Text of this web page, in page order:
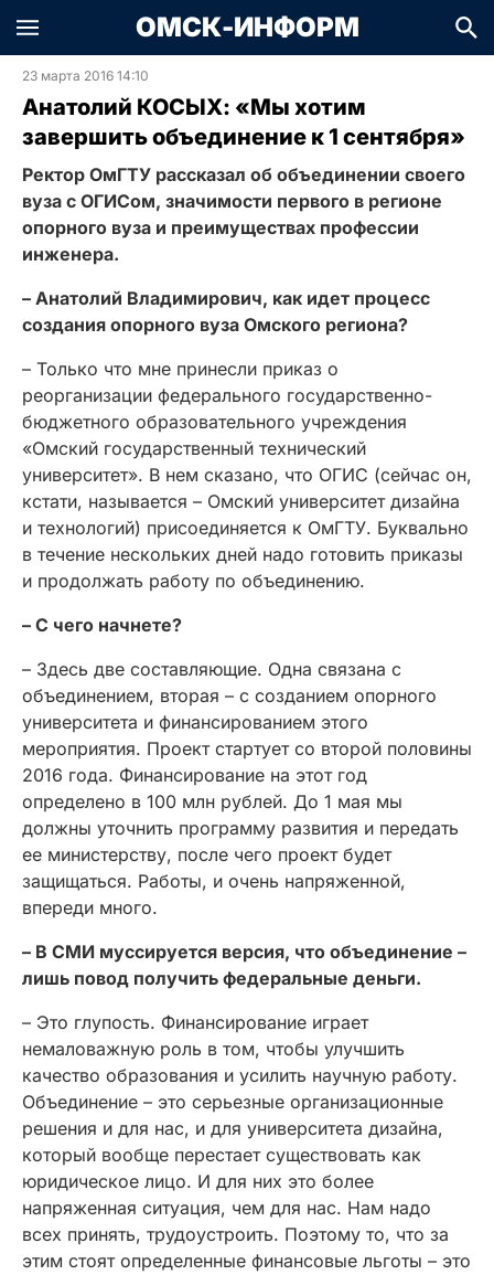
ОМСК-ИНФОРМ
23 марта 2016 14:10
Анатолий КОСЫХ: «Мы хотим
завершить объединение к 1 сентября»
Ректор ОмГТУ рассказал об объединении своего
вуза с ОГИСом, значимости первого в регионе
опорного вуза и преимуществах профессии
инженера.
– Анатолий Владимирович, как идет процесс
создания опорного вуза Омского региона?
– Только что мне принесли приказ о
реорганизации федерального государственно-
бюджетного образовательного учреждения
«Омский государственный технический
университет». В нем сказано, что ОГИС (сейчас он,
кстати, называется – Омский университет дизайна
и технологий) присоединяется к ОмГТУ. Буквально
в течение нескольких дней надо готовить приказы
и продолжать работу по объединению.
– С чего начнете?
– Здесь две составляющие. Одна связана с
объединением, вторая – с созданием опорного
университета и финансированием этого
мероприятия. Проект стартует со второй половины
2016 года. Финансирование на этот год
определено в 100 млн рублей. До 1 мая мы
должны уточнить программу развития и передать
ее министерству, после чего проект будет
защищаться. Работы, и очень напряженной,
впереди много.
– В СМИ муссируется версия, что объединение –
лишь повод получить федеральные деньги.
– Это глупость. Финансирование играет
немаловажную роль в том, чтобы улучшить
качество образования и усилить научную работу.
Объединение – это серьезные организационные
решения и для нас, и для университета дизайна,
который вообще перестает существовать как
юридическое лицо. И для них это более
напряженная ситуация, чем для нас. Нам надо
всех принять, трудоустроить. Поэтому то, что за
этим стоят определенные финансовые льготы – это